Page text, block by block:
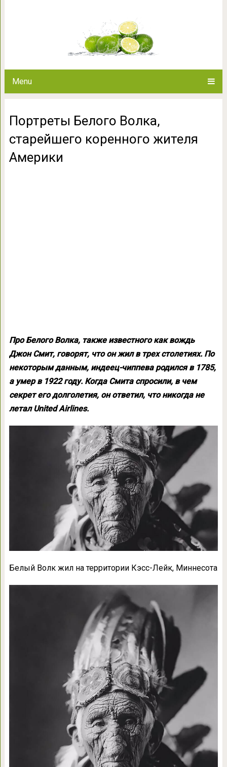
Menu
Портреты Белого Волка,
старейшего коренного жителя
Америки
Про Белого Волка, также известного как вождь
Джон Смит, говорят, что он жил в трех столетиях. По
некоторым данным, индеец-чиппева родился в 1785,
а умер в 1922 году. Когда Смита спросили, в чем
секрет его долголетия, он ответил, что никогда не
летал United Airlines.
Белый Волк жил на территории Кэсс-Лейк, Миннесота